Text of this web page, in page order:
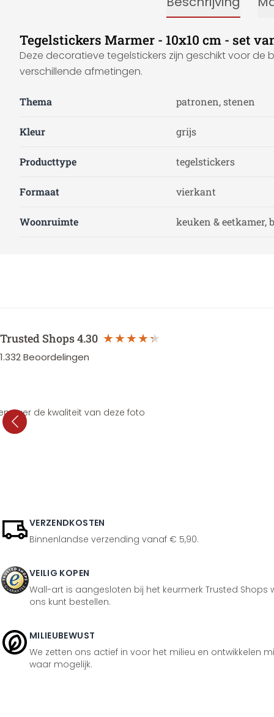
Tegelstickers Marmer - 10x10 cm - set
Deze decoratieve tegelstickers zijn geschikt voor de
verschillende afmetingen.
Thema patronen, stenen
Kleur grijs
Producttype tegelstickers
Formaat vierkant
Woonruimte keuken & eetkamer,
Trusted Shops4.30
1.332Beoordelingen
over de kwaliteit van deze foto
VERZENDKOSTEN
Binnenlandse verzending vanaf € 5,90.
VEILIG KOPEN
Wall-art is aangesloten bij het keurmerk Trusted Shops
ons kunt bestellen.
MILIEUBEWUST
We zetten ons actief in voor het milieu en ontwikkelen
waar mogelijk.